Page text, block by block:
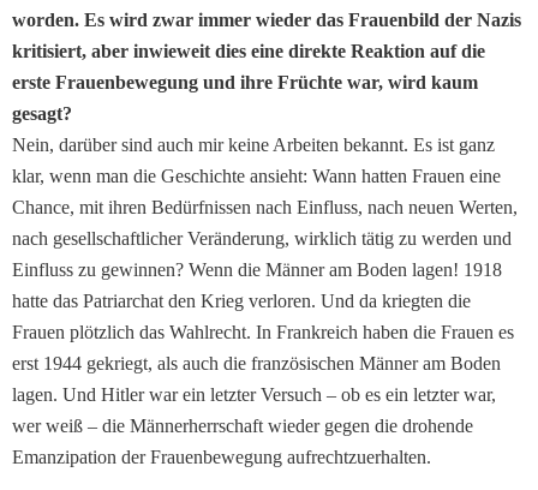
worden. Es wird zwar immer wieder das Frauenbild der Nazis
kritisiert, aber inwieweit dies eine direkte Reaktion auf die
erste Frauenbewegung und ihre Früchte war, wird kaum
gesagt?
Nein, darüber sind auch mir keine Arbeiten bekannt. Es ist ganz
klar, wenn man die Geschichte ansieht: Wann hatten Frauen eine
Chance, mit ihren Bedürfnissen nach Einfluss, nach neuen Werten,
nach gesellschaftlicher Veränderung, wirklich tätig zu werden und
Einfluss zu gewinnen? Wenn die Männer am Boden lagen! 1918
hatte das Patriarchat den Krieg verloren. Und da kriegten die
Frauen plötzlich das Wahlrecht. In Frankreich haben die Frauen es
erst 1944 gekriegt, als auch die französischen Männer am Boden
lagen. Und Hitler war ein letzter Versuch – ob es ein letzter war,
wer weiß – die Männerherrschaft wieder gegen die drohende
Emanzipation der Frauenbewegung aufrechtzuerhalten.